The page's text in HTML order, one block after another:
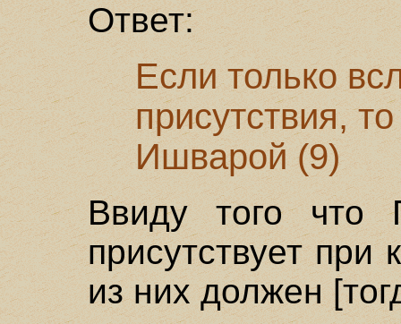
Ответ:
Если только
присутствия,
Ишварой (9)
Ввиду того что
присутствует
из них должен